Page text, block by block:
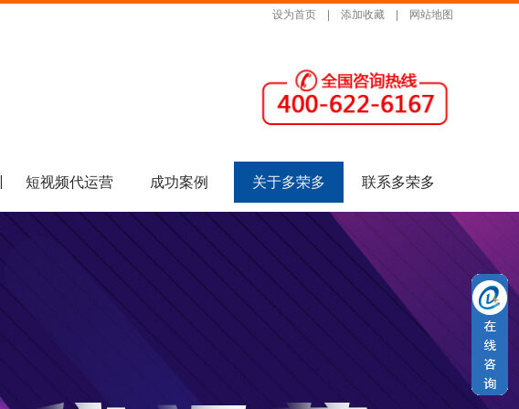
设为首页 添加收藏 网站地图
短视频代运营 成功案例 关于多荣多 联系多荣多